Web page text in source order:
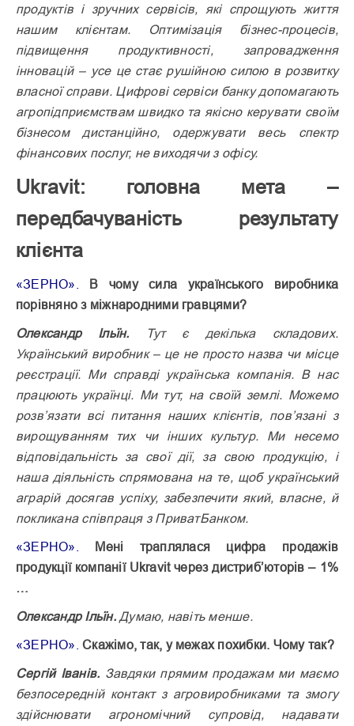
продуктів і зручних сервісів, які спрощують життя
нашим клієнтам. Оптимізація бізнес-процесів,
підвищення продуктивності, запровадження
інновацій – усе це стає рушійною силою в розвитку
власної справи. Цифрові сервіси банку допомагають
агропідприємствам швидко та якісно керувати своїм
бізнесом дистанційно, одержувати весь спектр
фінансових послуг, не виходячи з офісу.
Ukravit: головна мета –
передбачуваність результату
клієнта
«ЗЕРНО».
В чому сила українського виробника
порівняно з міжнародними гравцями?
Олександр Ільїн. Тут є декілька складових.
Український виробник – це не просто назва чи місце
реєстрації. Ми справді українська компанія. В нас
працюють українці. Ми тут, на своїй землі. Можемо
розв’язати всі питання наших клієнтів, пов’язані з
вирощуванням тих чи інших культур. Ми несемо
відповідальність за свої дії, за свою продукцію, і
наша діяльність спрямована на те, щоб український
аграрій досягав успіху, забезпечити який, власне, й
покликана співпраця з ПриватБанком.
«ЗЕРНО».
Мені траплялася цифра продажів
продукції компанії Ukravit через дистриб’юторів – 1%
…
Олександр Ільїн.Думаю, навіть менше.
«ЗЕРНО». Скажімо, так, у межах похибки. Чому так?
Сергій Іванів. Завдяки прямим продажам ми маємо
безпосередній контакт з агровиробниками та змогу
здійснювати агрономічний супровід, надавати